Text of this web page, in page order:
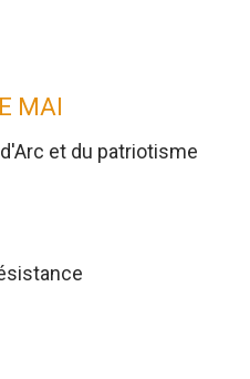
MAI
et du patriotisme